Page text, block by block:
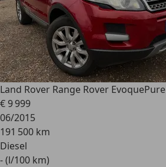
Land Rover Range Rover EvoquePure
€ 9 999
06/2015
191 500 km
Diesel
- (l/100 km)